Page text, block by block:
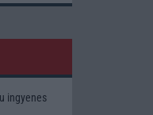
ingyenes